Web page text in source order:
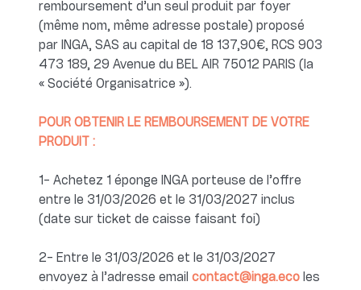
remboursement d’un seul produit par foyer
(même nom, même adresse postale) proposé
par INGA, SAS au capital de 18 137,90€, RCS 903
473 189, 29 Avenue du BEL AIR 75012 PARIS (la
« Société Organisatrice »).
POUR OBTENIR LE REMBOURSEMENT DE VOTRE
PRODUIT :
1- Achetez 1 éponge INGA porteuse de l’offre
entre le 31/03/2026 et le 31/03/2027 inclus
(date sur ticket de caisse faisant foi)
2- Entre le 31/03/2026 et le 31/03/2027
envoyez à l’adresse email contact@inga.eco les